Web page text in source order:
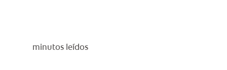
minutos leídos